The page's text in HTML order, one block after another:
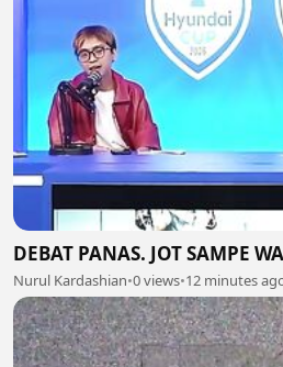
DEBAT PANAS. JOT SAMPE
Nurul Kardashian•0 views•12 minutes